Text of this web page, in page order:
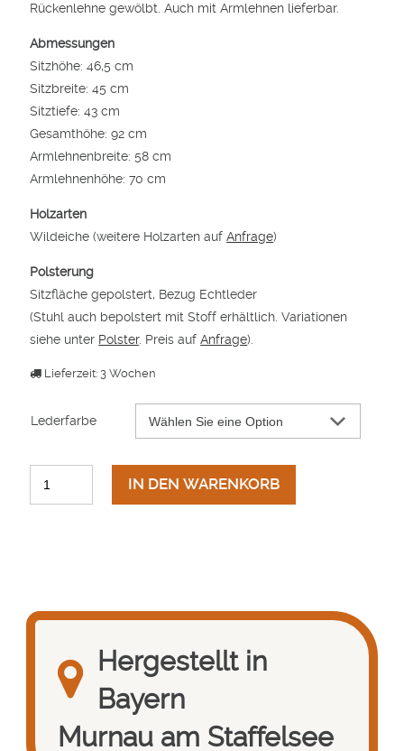
Rückenlehne gewölbt. Auch mit Armlehnen lieferbar.
Abmessungen
Sitzhöhe: 46,5 cm
Sitzbreite: 45 cm
Sitztiefe: 43 cm
Gesamthöhe: 92 cm
Armlehnenbreite: 58 cm
Armlehnenhöhe: 70 cm
Holzarten
Wildeiche (weitere Holzarten aufAnfrage)
Polsterung
Sitzfläche gepolstert, Bezug Echtleder
(Stuhl auch bepolstert mit Stoff erhältlich. Variationen
siehe unter Polster. Preis aufAnfrage).
Lieferzeit: 3 Wochen
Lederfarbe
IN DEN WARENKORB
Hergestellt in
Bayern
Murnau am Staffelsee